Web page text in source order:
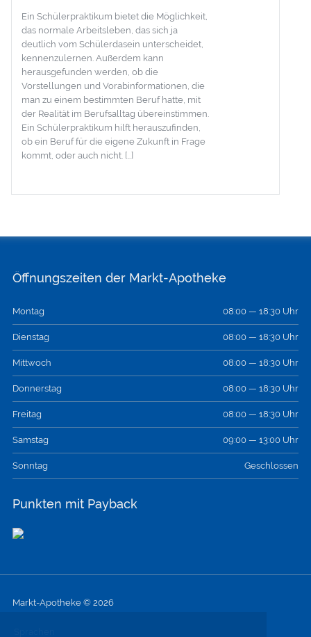
Ein Schülerpraktikum bietet die Möglichkeit,
das normale Arbeitsleben, das sich ja
deutlich vom Schülerdasein unterscheidet,
kennenzulernen. Außerdem kann
herausgefunden werden, ob die
Vorstellungen und Vorabinformationen, die
man zu einem bestimmten Beruf hatte, mit
der Realität im Berufsalltag übereinstimmen.
Ein Schülerpraktikum hilft herauszufinden,
ob ein Beruf für die eigene Zukunft in Frage
kommt, oder auch nicht. […]
Öffnungszeiten der Markt-Apotheke
Montag 08:00 — 18:30 Uhr
Dienstag 08:00 — 18:30 Uhr
Mittwoch 08:00 — 18:30 Uhr
Donnerstag 08:00 — 18:30 Uhr
Freitag 08:00 — 18:30 Uhr
Samstag 09:00 — 13:00 Uhr
Sonntag Geschlossen
Punkten mit Payback
Markt-Apotheke © 2026